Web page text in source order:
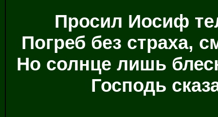
Просил Иосиф
Погреб без страха,
Но солнце лишь
Господь